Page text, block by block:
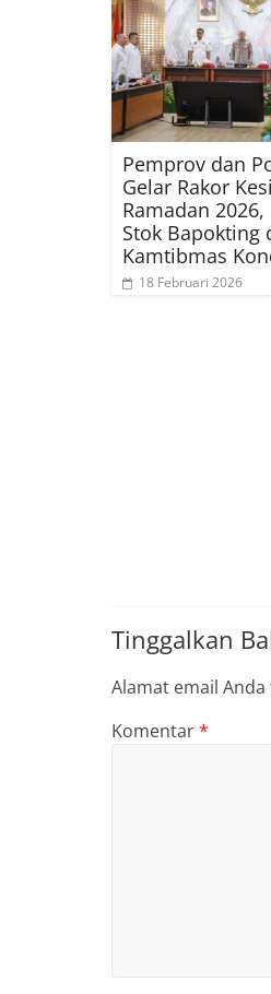
Pemprov dan
Gelar Rakor
Ramadan 2026,
Stok Bapokting
Kamtibmas
18 Februari 2026
Tinggalkan
Alamat email
Komentar*